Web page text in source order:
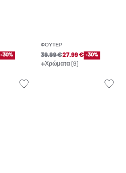
-30%
ΦΟΎΤΕΡ
39.99 €27.99 € -30%
Χρώματα (9)